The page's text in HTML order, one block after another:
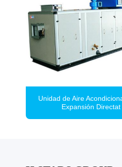
Unidad de Aire
Expansión Directat